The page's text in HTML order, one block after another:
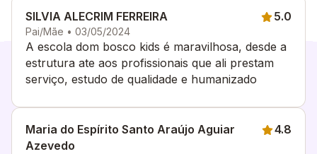
SILVIA ALECRIM FERREIRA
Pai/Mãe • 03/05/2024
5.0
A escola dom bosco kids é maravilhosa, desde a
estrutura ate aos profissionais que ali prestam
serviço, estudo de qualidade e humanizado
Maria do Espírito Santo Araújo Aguiar
Azevedo
4.8